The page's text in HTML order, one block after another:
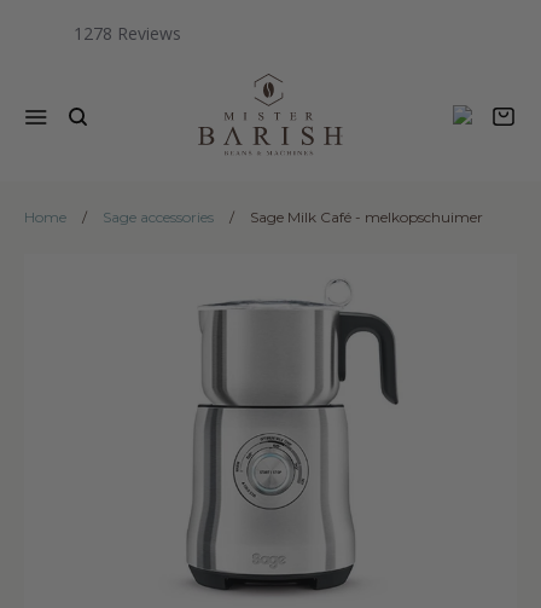
1278
Menu
Home / Sage accessories / Sage Milk Café - melkopschuimer